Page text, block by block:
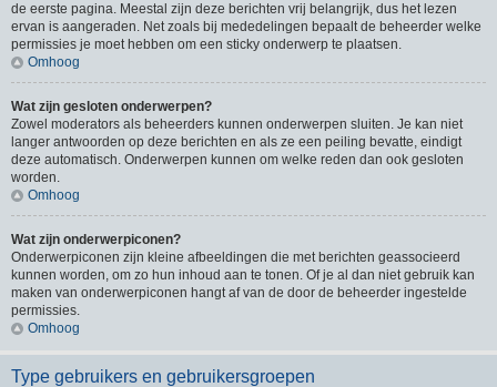
de eerste pagina. Meestal zijn deze berichten vrij belangrijk, dus het lezen
ervan is aangeraden. Net zoals bij mededelingen bepaalt de beheerder welke
permissies je moet hebben om een sticky onderwerp te plaatsen.
Omhoog
Wat zijn gesloten onderwerpen?
Zowel moderators als beheerders kunnen onderwerpen sluiten. Je kan niet
langer antwoorden op deze berichten en als ze een peiling bevatte, eindigt
deze automatisch. Onderwerpen kunnen om welke reden dan ook gesloten
worden.
Omhoog
Wat zijn onderwerpiconen?
Onderwerpiconen zijn kleine afbeeldingen die met berichten geassocieerd
kunnen worden, om zo hun inhoud aan te tonen. Of je al dan niet gebruik kan
maken van onderwerpiconen hangt af van de door de beheerder ingestelde
permissies.
Omhoog
Type gebruikers en gebruikersgroepen